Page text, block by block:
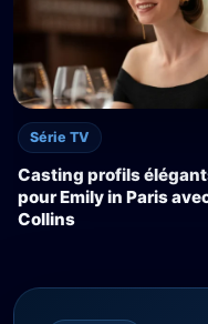
Série TV
Casting profils
pour Emily in Paris
Collins